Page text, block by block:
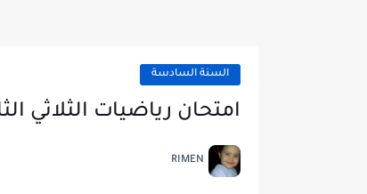
السنة السادسة
امتحان رياضيات الثلاثي
RIMEN